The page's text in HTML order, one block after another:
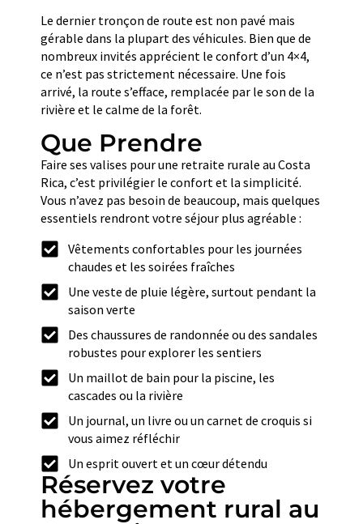
Le dernier tronçon de route est non pavé mais
gérable dans la plupart des véhicules. Bien que de
nombreux invités apprécient le confort d’un 4×4,
ce n’est pas strictement nécessaire. Une fois
arrivé, la route s’efface, remplacée par le son de la
rivière et le calme de la forêt.
Que Prendre
Faire ses valises pour une retraite rurale au Costa
Rica, c’est privilégier le confort et la simplicité.
Vous n’avez pas besoin de beaucoup, mais quelques
essentiels rendront votre séjour plus agréable :
Vêtements confortables pour les journées
chaudes et les soirées fraîches
Une veste de pluie légère, surtout pendant la
saison verte
Des chaussures de randonnée ou des sandales
robustes pour explorer les sentiers
Un maillot de bain pour la piscine, les
cascades ou la rivière
Un journal, un livre ou un carnet de croquis si
vous aimez réfléchir
Un esprit ouvert et un cœur détendu
Réservez votre
hébergement rural au